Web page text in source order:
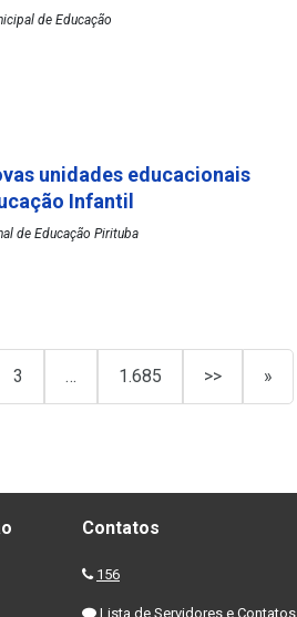
de Educação
unidades educacionais
Infantil
de Educação Pirituba
3 … 1.685 >> »
Contatos
156
Lista de Servidores e Contatos